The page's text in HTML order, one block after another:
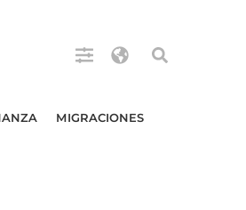
MIGRACIONES